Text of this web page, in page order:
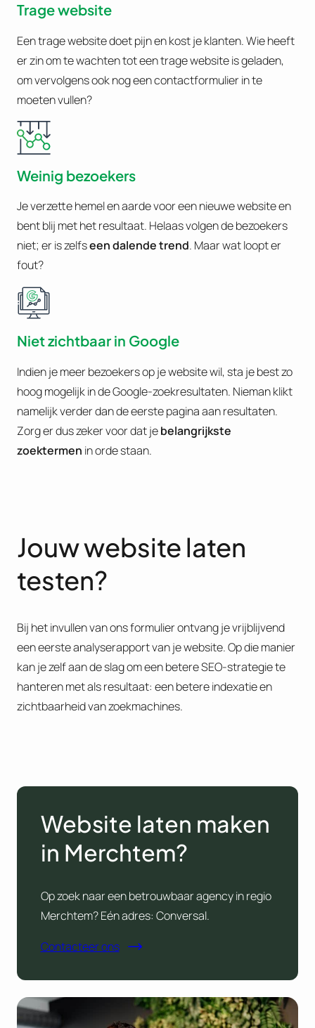
Trage website
Een trage website doet pijn en kost je klanten. Wie heeft
er zin om te wachten tot een trage website is geladen,
om vervolgens ook nog een contactformulier in te
moeten vullen?
Weinig bezoekers
Je verzette hemel en aarde voor een nieuwe website en
bent blij met het resultaat. Helaas volgen de bezoekers
niet; er is zelfseen dalende trend. Maar wat loopt er
fout?
Niet zichtbaar in Google
Indien je meer bezoekers op je website wil, sta je best zo
hoog mogelijk in de Google-zoekresultaten. Nieman klikt
namelijk verder dan de eerste pagina aan resultaten.
Zorg er dus zeker voor dat jebelangrijkste
zoektermen in orde staan.
Jouw website laten
testen?
Bij het invullen van ons formulier ontvang je vrijblijvend
een eerste analyserapport van je website. Op die manier
kan je zelf aan de slag om een betere SEO-strategie te
hanteren met als resultaat: een betere indexatie en
zichtbaarheid van zoekmachines.
Website laten maken
in Merchtem?
Op zoek naar een betrouwbaar agency in regio
Merchtem? Eén adres: Conversal.
Contacteer ons